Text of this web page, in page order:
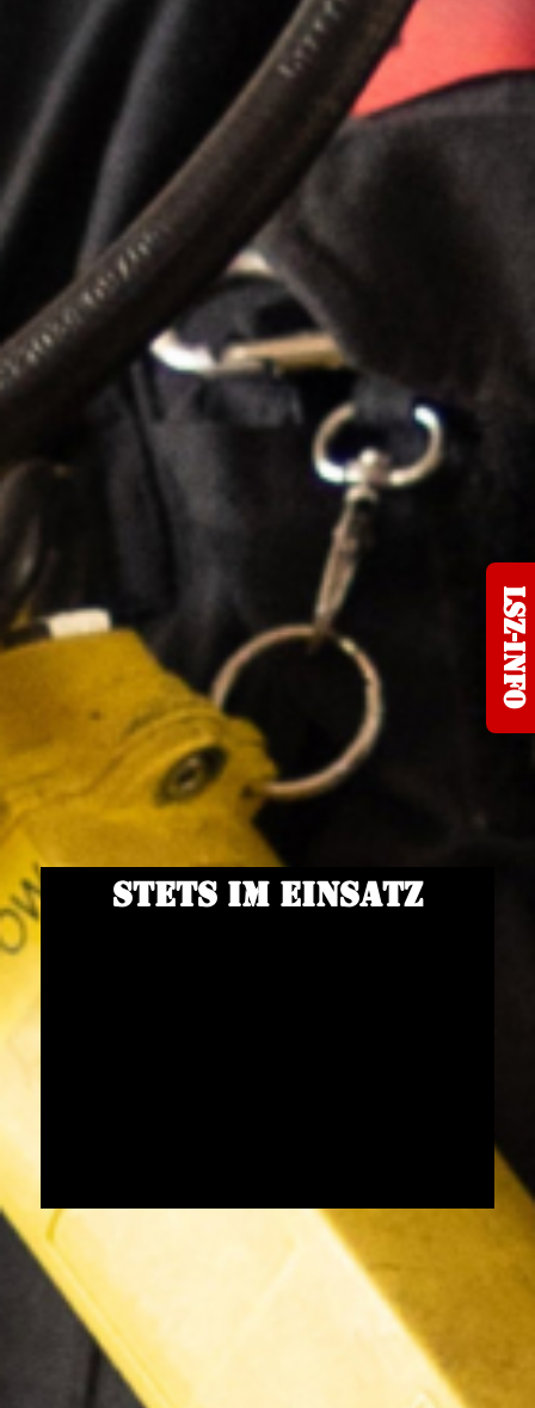
Stets im Einsatz
LSZ-Info